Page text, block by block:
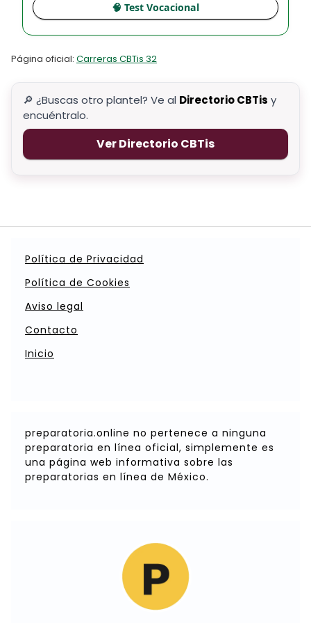
🧠 Test Vocacional
Página oficial: Carreras CBTis 32
🔎 ¿Buscas otro plantel? Ve al Directorio CBTis y
encuéntralo.
Ver Directorio CBTis
Política de Privacidad
Política de Cookies
Aviso legal
Contacto
Inicio
preparatoria.online no pertenece a ninguna
preparatoria en línea oficial, simplemente es
una página web informativa sobre las
preparatorias en línea de México.